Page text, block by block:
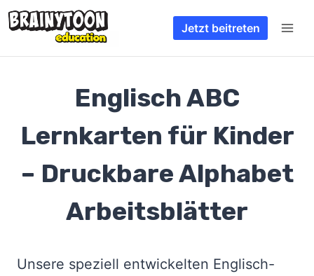
Zum
Inhalt
springen
Jetzt beitreten
Englisch ABC
Lernkarten für Kinder
– Druckbare Alphabet
Arbeitsblätter
Unsere speziell entwickelten Englisch-